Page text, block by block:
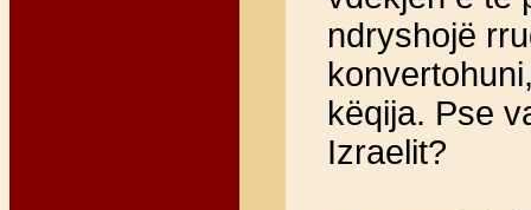
ndryshojë
këqija. Pse
Izraelit?